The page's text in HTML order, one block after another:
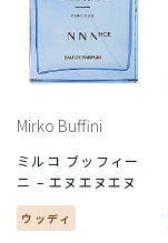
Mirko Buffini
ミルコ ブッフィー
ニ – エヌエヌエヌ
ウッディ